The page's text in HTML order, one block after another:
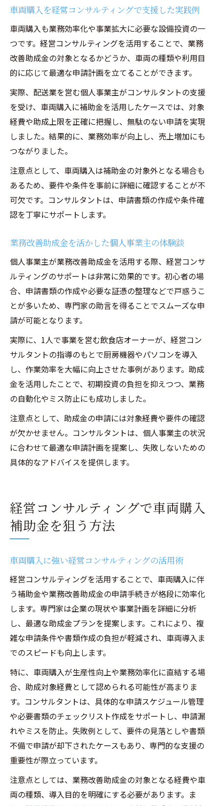
車両購入を経営コンサルティングで支援した実践例
車両購入も業務効率化や事業拡大に必要な設備投資の一
つです。経営コンサルティングを活用することで、業務
改善助成金の対象となるかどうか、車両の種類や利用目
的に応じて最適な申請計画を立てることができます。
実際、配送業を営む個人事業主がコンサルタントの支援
を受け、車両購入に補助金を活用したケースでは、対象
経費や助成上限を正確に把握し、無駄のない申請を実現
しました。結果的に、業務効率が向上し、売上増加にも
つながりました。
注意点として、車両購入は補助金の対象外となる場合も
あるため、要件や条件を事前に詳細に確認することが不
可欠です。コンサルタントは、申請書類の作成や条件確
認を丁寧にサポートします。
業務改善助成金を活かした個人事業主の体験談
個人事業主が業務改善助成金を活用する際、経営コンサ
ルティングのサポートは非常に効果的です。初心者の場
合、申請書類の作成や必要な証憑の整理などで戸惑うこ
とが多いため、専門家の助言を得ることでスムーズな申
請が可能となります。
実際に、1人で事業を営む飲食店オーナーが、経営コン
サルタントの指導のもとで厨房機器やパソコンを導入
し、作業効率を大幅に向上させた事例があります。助成
金を活用したことで、初期投資の負担を抑えつつ、業務
の自動化やミス防止にも成功しました。
注意点として、助成金の申請には対象経費や要件の確認
が欠かせません。コンサルタントは、個人事業主の状況
に合わせて最適な申請計画を提案し、失敗しないための
具体的なアドバイスを提供します。
経営コンサルティングで車両購入
補助金を狙う方法
車両購入に強い経営コンサルティングの活用術
経営コンサルティングを活用することで、車両購入に伴
う補助金や業務改善助成金の申請手続きが格段に効率化
します。専門家は企業の現状や事業計画を詳細に分析
し、最適な助成金プランを提案します。これにより、複
雑な申請条件や書類作成の負担が軽減され、車両導入ま
でのスピードも向上します。
特に、車両購入が生産性向上や業務効率化に直結する場
合、助成対象経費として認められる可能性が高まりま
す。コンサルタントは、具体的な申請スケジュール管理
や必要書類のチェックリスト作成をサポートし、申請漏
れやミスを防止。失敗例として、要件の見落としや書類
不備で申請が却下されたケースもあり、専門的な支援の
重要性が際立っています。
注意点としては、業務改善助成金の対象となる経費や車
両の種類、導入目的を明確にする必要があります。ま